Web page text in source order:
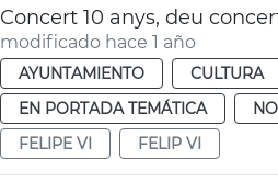
Concert 10 anys, deu
modificado hace 1 año
AYUNTAMIENTO CULTURA
EN PORTADA TEMÁTICA
FELIPE VI
FELIP VI